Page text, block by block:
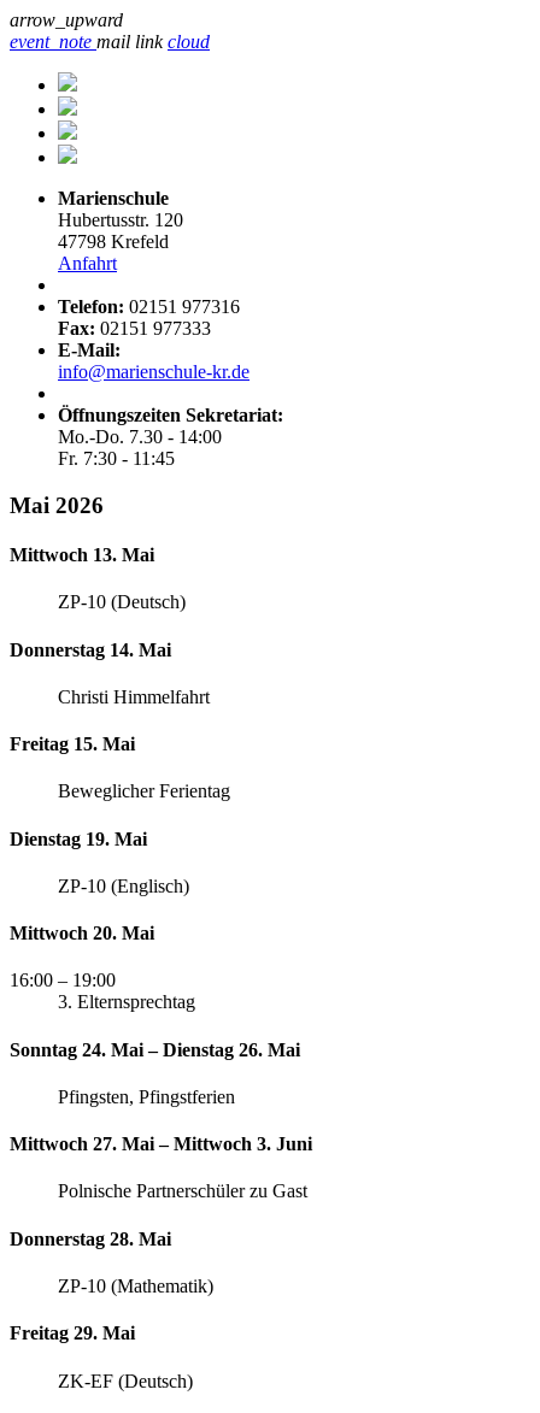
arrow_upward
event_note mail link cloud
Marienschule
Hubertusstr. 120
47798 Krefeld
Anfahrt
Telefon: 02151 977316
Fax: 02151 977333
E-Mail:
info@marienschule-kr.de
Öffnungszeiten Sekretariat:
Mo.-Do. 7.30 - 14:00
Fr. 7:30 - 11:45
Mai 2026
Mittwoch 13. Mai
ZP-10 (Deutsch)
Donnerstag 14. Mai
Christi Himmelfahrt
Freitag 15. Mai
Beweglicher Ferientag
Dienstag 19. Mai
ZP-10 (Englisch)
Mittwoch 20. Mai
16:00 – 19:00
3. Elternsprechtag
Sonntag 24. Mai – Dienstag 26. Mai
Pfingsten, Pfingstferien
Mittwoch 27. Mai – Mittwoch 3. Juni
Polnische Partnerschüler zu Gast
Donnerstag 28. Mai
ZP-10 (Mathematik)
Freitag 29. Mai
ZK-EF (Deutsch)